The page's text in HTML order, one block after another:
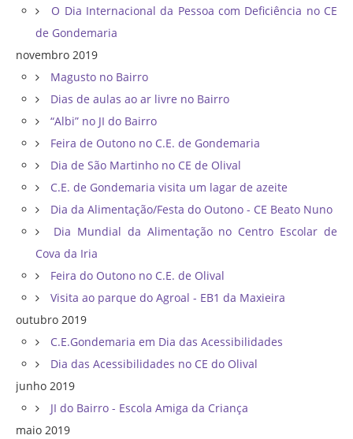
O Dia Internacional da Pessoa com Deficiência no CE
de Gondemaria
novembro 2019
Magusto no Bairro
Dias de aulas ao ar livre no Bairro
“Albi” no JI do Bairro
Feira de Outono no C.E. de Gondemaria
Dia de São Martinho no CE de Olival
C.E. de Gondemaria visita um lagar de azeite
Dia da Alimentação/Festa do Outono - CE Beato Nuno
Dia Mundial da Alimentação no Centro Escolar de
Cova da Iria
Feira do Outono no C.E. de Olival
Visita ao parque do Agroal - EB1 da Maxieira
outubro 2019
C.E.Gondemaria em Dia das Acessibilidades
Dia das Acessibilidades no CE do Olival
junho 2019
JI do Bairro - Escola Amiga da Criança
maio 2019